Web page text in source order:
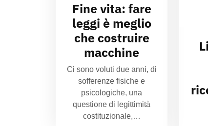
Fine vita: fare
leggi è meglio
che costruire
macchine
Ci sono voluti due anni, di
sofferenze fisiche e
psicologiche, una
questione di legittimità
costituzionale,…